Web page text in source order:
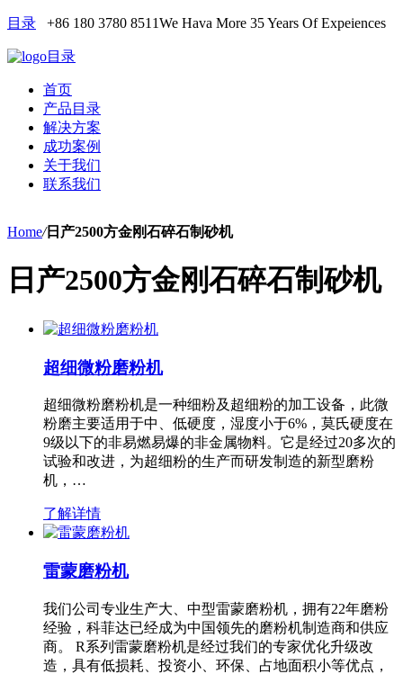
目录 +86 180 3780 8511We Hava More 35 Years Of Expeiences
目录
首页
产品目录
解决方案
成功案例
关于我们
联系我们
Home/日产2500方金刚石碎石制砂机
日产2500方金刚石碎石制砂机
超细微粉磨粉机
超细微粉磨粉机是一种细粉及超细粉的加工设备，此微
粉磨主要适用于中、低硬度，湿度小于6%，莫氏硬度在
9级以下的非易燃易爆的非金属物料。它是经过20多次的
试验和改进，为超细粉的生产而研发制造的新型磨粉
机，…
了解详情
雷蒙磨粉机
我们公司专业生产大、中型雷蒙磨粉机，拥有22年磨粉
经验，科菲达已经成为中国领先的磨粉机制造商和供应
商。 R系列雷蒙磨粉机是经过我们的专家优化升级改
造，具有低损耗、投资小、环保、占地面积小等优点，